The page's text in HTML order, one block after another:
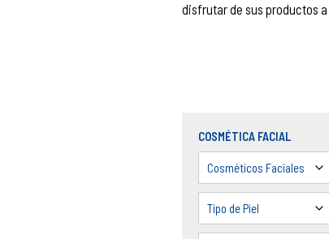
disfrutar de sus productos
COSMÉTICA FACIAL
Cosméticos Faciales
Tipo de Piel